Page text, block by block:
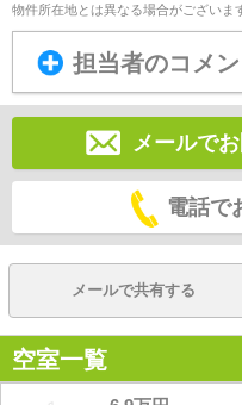
物件所在地とは異なる場合がございま
担当者のコメン
メールで
電話で
メールで共有する
空室一覧